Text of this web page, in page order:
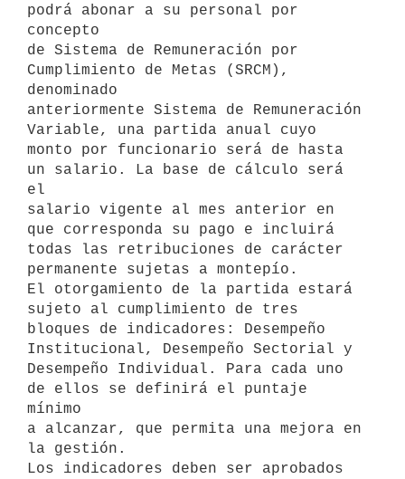
podrá abonar a su personal por
concepto
de Sistema de Remuneración por
Cumplimiento de Metas (SRCM),
denominado
anteriormente Sistema de Remuneración
Variable, una partida anual cuyo
monto por funcionario será de hasta
un salario. La base de cálculo será
el
salario vigente al mes anterior en
que corresponda su pago e incluirá
todas las retribuciones de carácter
permanente sujetas a montepío.
El otorgamiento de la partida estará
sujeto al cumplimiento de tres
bloques de indicadores: Desempeño
Institucional, Desempeño Sectorial y
Desempeño Individual. Para cada uno
de ellos se definirá el puntaje
mínimo
a alcanzar, que permita una mejora en
la gestión.
Los indicadores deben ser aprobados